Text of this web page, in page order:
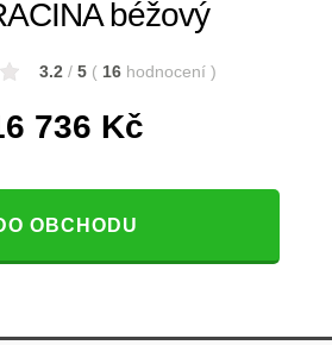
béžový
3.2 / 5 ( 16 hodnocení )
736 Kč
OBCHODU